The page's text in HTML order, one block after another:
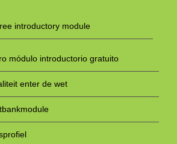
introductory module
módulo introductorio gratuito
enter de wet